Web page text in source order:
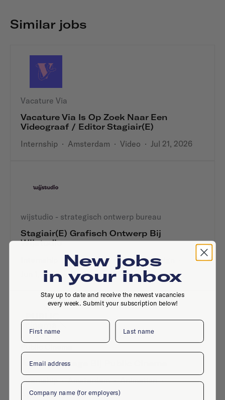
Similar jobs
Vacature Via
Vacature Via Is Op Zoek Naar Een
Videograaf / Editor Stagiair(e)
Internship · Amsterdam · Video · Jul 21, 2026
wijstudio - strategisch ontwerp bureau
Stagiair(e) Grafisch Ontwerp Bij
Wijstudio
·Amsterdam ·Graphic design
Jun 1, 2026·Design
Animatie Stage Bij Public Cinema
Internship·Amsterdam·Animation·
Apr 17, 2026
New jobs
in your inbox
Stay up to date and receive the newest vacancies
every week. Submit your subscription below!
First name Last name
Email
Company